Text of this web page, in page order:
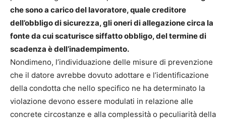
che sono a carico del lavoratore, quale creditore
dell’obbligo di sicurezza, gli oneri di allegazione circa la
fonte da cui scaturisce siffatto obbligo, del termine di
scadenza è dell’inadempimento.
Nondimeno, l’individuazione delle misure di prevenzione
che il datore avrebbe dovuto adottare e l’identificazione
della condotta che nello specifico ne ha determinato la
violazione devono essere modulati in relazione alle
concrete circostanze e alla complessità o peculiarità della